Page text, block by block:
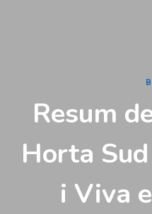
Resum
Horta
i Viva